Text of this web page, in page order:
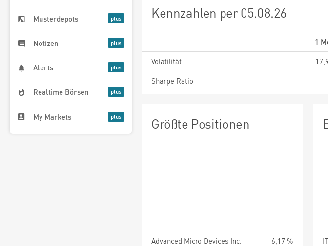
Musterdepots
Notizen
Alerts
Realtime Börsen
My Markets
Kennzahlen per 05.08.26
1
Volatilität
Sharpe Ratio
Größte Positionen
Advanced Micro Devices Inc.
6,17 %